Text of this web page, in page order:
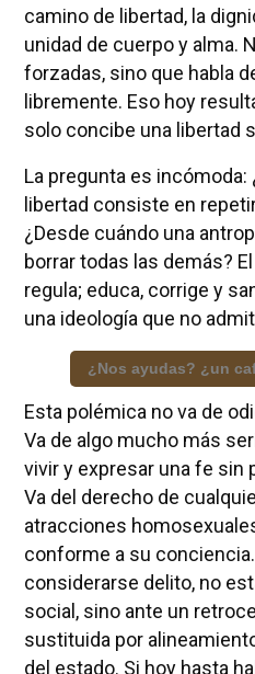
camino de libertad, la
unidad de cuerpo y alma.
forzadas, sino que habla
libremente. Eso hoy
solo concibe una libertad
La pregunta es incómoda:
libertad consiste en
¿Desde cuándo una
borrar todas las demás?
regula; educa, corrige y
una ideología que no
¿Nos ayudas? ¿un
Esta polémica no va de
Va de algo mucho más
vivir y expresar una fe sin
Va del derecho de
atracciones
conforme a su
considerarse delito, no
social, sino ante un
sustituida por
del estado. Si hoy hasta